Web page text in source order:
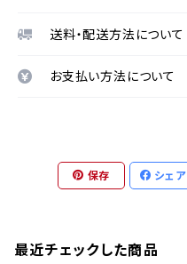
送料・配送方法について
お支払い方法について
保存 シェア
最近チェックした商品